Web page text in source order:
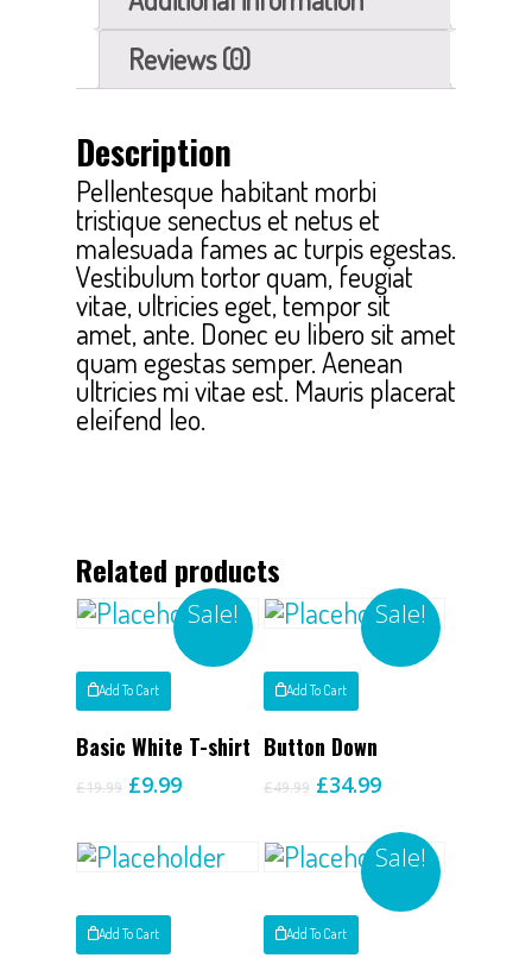
Reviews (0)
Description
Pellentesque habitant morbi
tristique senectus et netus et
malesuada fames ac turpis egestas.
Vestibulum tortor quam, feugiat
vitae, ultricies eget, tempor sit
amet, ante. Donec eu libero sit amet
quam egestas semper. Aenean
ultricies mi vitae est. Mauris placerat
eleifend leo.
Related products
Sale!
Add To Cart
Basic White T-shirt
£19.99 £9.99
Sale!
Add To Cart
Button Down
£49.99 £34.99
Add To Cart
Sale!
Add To Cart